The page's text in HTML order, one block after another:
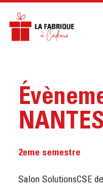
NANTES
2eme semestre
Salon SolutionsCSE